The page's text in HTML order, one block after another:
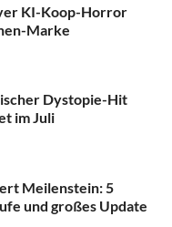
KI-Koop-Horror
Marke
Dystopie-Hit
im Juli
Meilenstein: 5
und großes Update